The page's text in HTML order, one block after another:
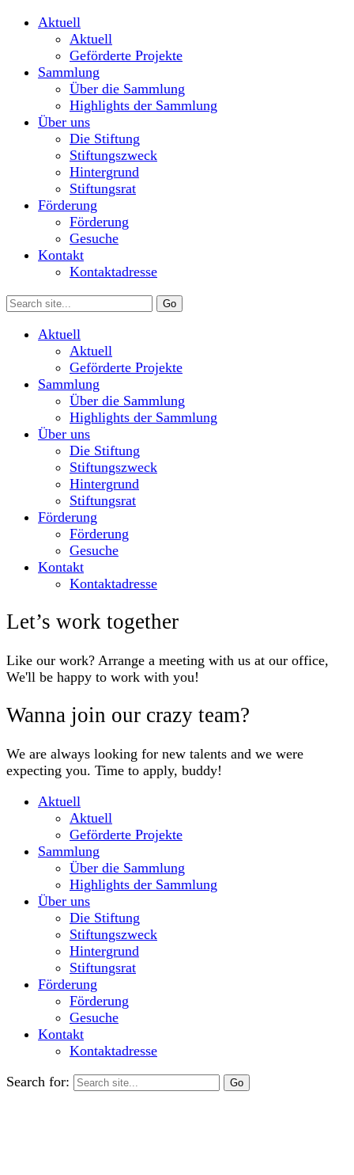
Aktuell
Aktuell
Geförderte Projekte
Sammlung
Über die Sammlung
Highlights der Sammlung
Über uns
Die Stiftung
Stiftungszweck
Hintergrund
Stiftungsrat
Förderung
Förderung
Gesuche
Kontakt
Kontaktadresse
Aktuell
Aktuell
Geförderte Projekte
Sammlung
Über die Sammlung
Highlights der Sammlung
Über uns
Die Stiftung
Stiftungszweck
Hintergrund
Stiftungsrat
Förderung
Förderung
Gesuche
Kontakt
Kontaktadresse
Let’s work together
Like our work? Arrange a meeting with us at our office,
We'll be happy to work with you!
Wanna join our crazy team?
We are always looking for new talents and we were
expecting you. Time to apply, buddy!
Aktuell
Aktuell
Geförderte Projekte
Sammlung
Über die Sammlung
Highlights der Sammlung
Über uns
Die Stiftung
Stiftungszweck
Hintergrund
Stiftungsrat
Förderung
Förderung
Gesuche
Kontakt
Kontaktadresse
Search for: